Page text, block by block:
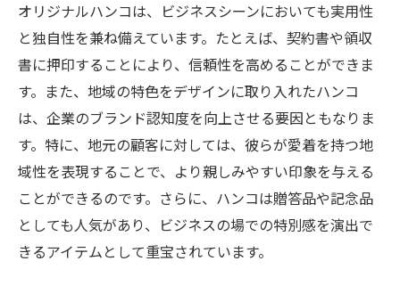
オリジナルハンコは、ビジネスシーンにおいても実用性
と独自性を兼ね備えています。たとえば、契約書や領収
書に押印することにより、信頼性を高めることができま
す。また、地域の特色をデザインに取り入れたハンコ
は、企業のブランド認知度を向上させる要因ともなりま
す。特に、地元の顧客に対しては、彼らが愛着を持つ地
域性を表現することで、より親しみやすい印象を与える
ことができるのです。さらに、ハンコは贈答品や記念品
としても人気があり、ビジネスの場での特別感を演出で
きるアイテムとして重宝されています。